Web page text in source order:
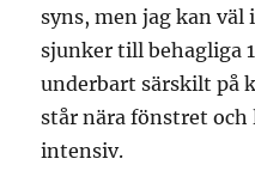
syns, men jag kan
sjunker till behagliga
underbart särskilt på
står nära fönstret
intensiv.